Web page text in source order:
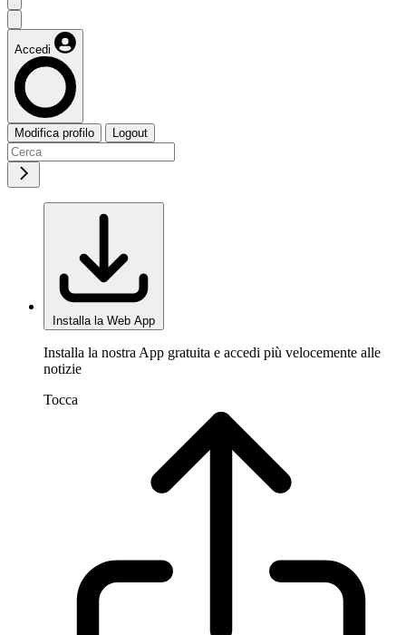
Accedi
Modifica profilo Logout
Installa la Web App
Installa la nostra App gratuita e accedi più velocemente alle
notizie
Tocca